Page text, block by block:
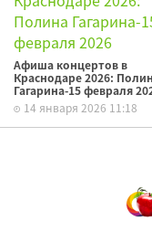
Афиша концертов в
Краснодаре 2026:
Гагарина-15 февраля
14 января 2026 11:18